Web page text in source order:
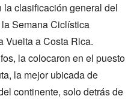
clasificación general del
Semana Ciclística
Vuelta a Costa Rica.
la colocaron en el puesto
la mejor ubicada de
continente, solo detrás de